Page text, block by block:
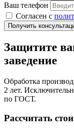
Ваш телефон
Cогласен с
Получить
Защитите
заведение
Обработка
2 лет.
по ГОСТ.
Рассчитать